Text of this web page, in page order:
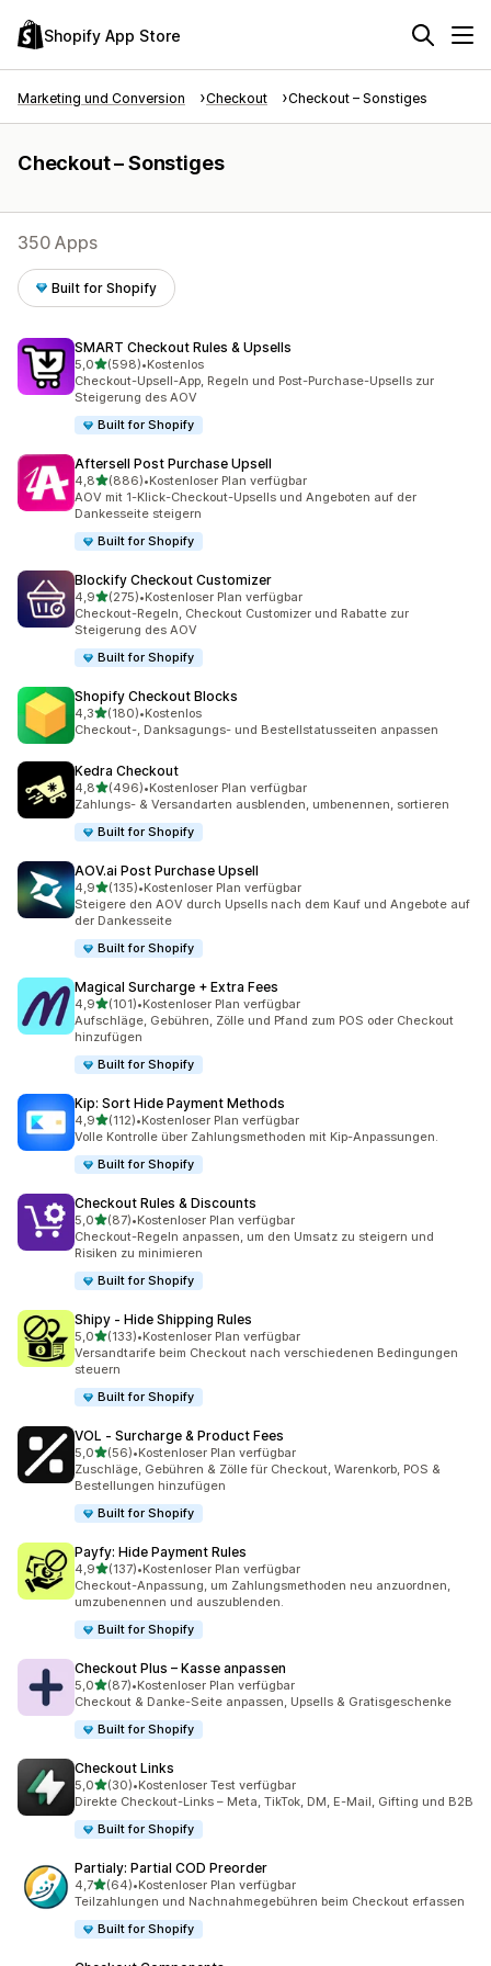
Shopify App Store
Marketing und Conversion Checkout Checkout – Sonstiges
Checkout – Sonstiges
350 Apps
Built for Shopify
SMART Checkout Rules & Upsells
5,0von 5 Sternen
(598)
598 Rezensionen insgesamt
•Kostenlos
Checkout-Upsell-App, Regeln und Post-Purchase-Upsells zur
Steigerung des AOV
Built for Shopify
Aftersell Post Purchase Upsell
4,8von 5 Sternen
(886)
886 Rezensionen insgesamt
•Kostenloser Plan verfügbar
AOV mit 1-Klick-Checkout-Upsells und Angeboten auf der
Dankesseite steigern
Built for Shopify
Blockify Checkout Customizer
4,9von 5 Sternen
(275)
275 Rezensionen insgesamt
•Kostenloser Plan verfügbar
Checkout-Regeln, Checkout Customizer und Rabatte zur
Steigerung des AOV
Built for Shopify
Shopify Checkout Blocks
4,3von 5 Sternen
(180)
180 Rezensionen insgesamt
•Kostenlos
Checkout-, Danksagungs- und Bestellstatusseiten anpassen
Kedra Checkout
4,8von 5 Sternen
(496)
496 Rezensionen insgesamt
•Kostenloser Plan verfügbar
Zahlungs- & Versandarten ausblenden, umbenennen, sortieren
Built for Shopify
AOV.ai Post Purchase Upsell
4,9von 5 Sternen
(135)
135 Rezensionen insgesamt
•Kostenloser Plan verfügbar
Steigere den AOV durch Upsells nach dem Kauf und Angebote auf
der Dankesseite
Built for Shopify
Magical Surcharge + Extra Fees
4,9von 5 Sternen
(101)
101 Rezensionen insgesamt
•Kostenloser Plan verfügbar
Aufschläge, Gebühren, Zölle und Pfand zum POS oder Checkout
hinzufügen
Built for Shopify
Kip: Sort Hide Payment Methods
4,9von 5 Sternen
(112)
112 Rezensionen insgesamt
•Kostenloser Plan verfügbar
Volle Kontrolle über Zahlungsmethoden mit Kip-Anpassungen.
Built for Shopify
Checkout Rules & Discounts
5,0von 5 Sternen
(87)
87 Rezensionen insgesamt
•Kostenloser Plan verfügbar
Checkout-Regeln anpassen, um den Umsatz zu steigern und
Risiken zu minimieren
Built for Shopify
Shipy ‑ Hide Shipping Rules
5,0von 5 Sternen
(133)
133 Rezensionen insgesamt
•Kostenloser Plan verfügbar
Versandtarife beim Checkout nach verschiedenen Bedingungen
steuern
Built for Shopify
VOL ‑ Surcharge & Product Fees
5,0von 5 Sternen
(56)
56 Rezensionen insgesamt
•Kostenloser Plan verfügbar
Zuschläge, Gebühren & Zölle für Checkout, Warenkorb, POS &
Bestellungen hinzufügen
Built for Shopify
Payfy: Hide Payment Rules
4,9von 5 Sternen
(137)
137 Rezensionen insgesamt
•Kostenloser Plan verfügbar
Checkout-Anpassung, um Zahlungsmethoden neu anzuordnen,
umzubenennen und auszublenden.
Built for Shopify
Checkout Plus – Kasse anpassen
5,0von 5 Sternen
(87)
87 Rezensionen insgesamt
•Kostenloser Plan verfügbar
Checkout & Danke-Seite anpassen, Upsells & Gratisgeschenke
Built for Shopify
Checkout Links
5,0von 5 Sternen
(30)
30 Rezensionen insgesamt
•Kostenloser Test verfügbar
Direkte Checkout-Links – Meta, TikTok, DM, E-Mail, Gifting und B2B
Built for Shopify
Partialy: Partial COD Preorder
4,7von 5 Sternen
(64)
64 Rezensionen insgesamt
•Kostenloser Plan verfügbar
Teilzahlungen und Nachnahmegebühren beim Checkout erfassen
Built for Shopify